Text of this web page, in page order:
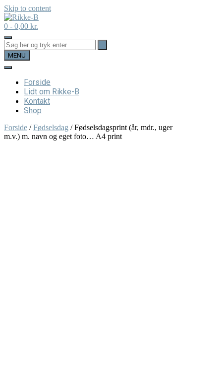
Skip to content
0 - 0,00 kr.
MENU
Forside
Lidt om Rikke-B
Kontakt
Shop
Forside /Fødselsdag / Fødselsdagsprint (år, mdr., uger
m.v.) m. navn og eget foto… A4 print